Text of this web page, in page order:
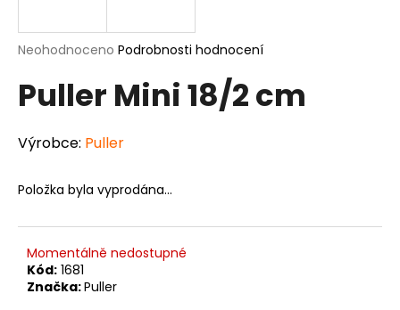
Průměrné
produktu
je
z
5
Neohodnoceno Podrobnosti hodnocení
Puller Mini 18/2 cm
Výrobce: Puller
Položka byla vyprodána…
Momentálně nedostupné
Kód: 1681
Značka:Puller
j
t
?
D